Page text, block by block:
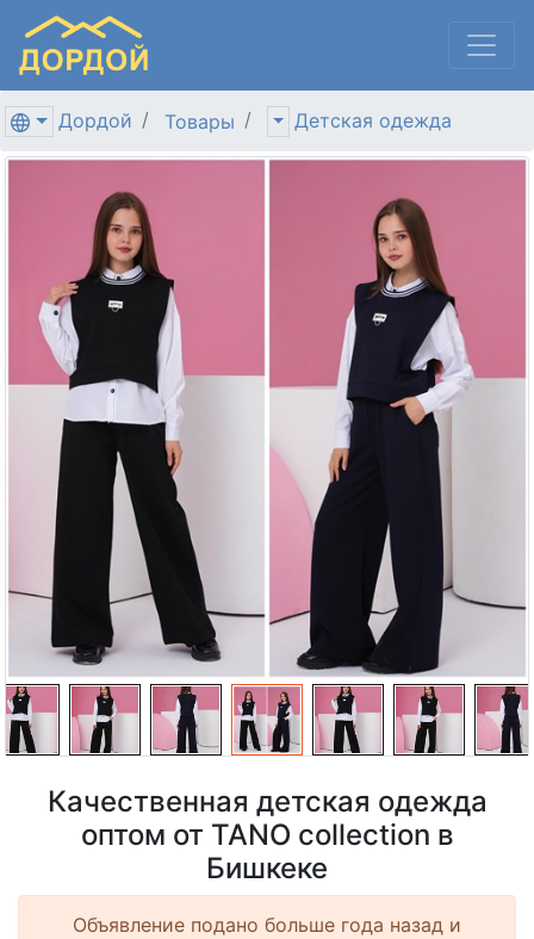
Дордой Товары Детская одежда
Качественная детская одежда
оптом от TANO collection в
Бишкеке
Объявление подано больше года назад и